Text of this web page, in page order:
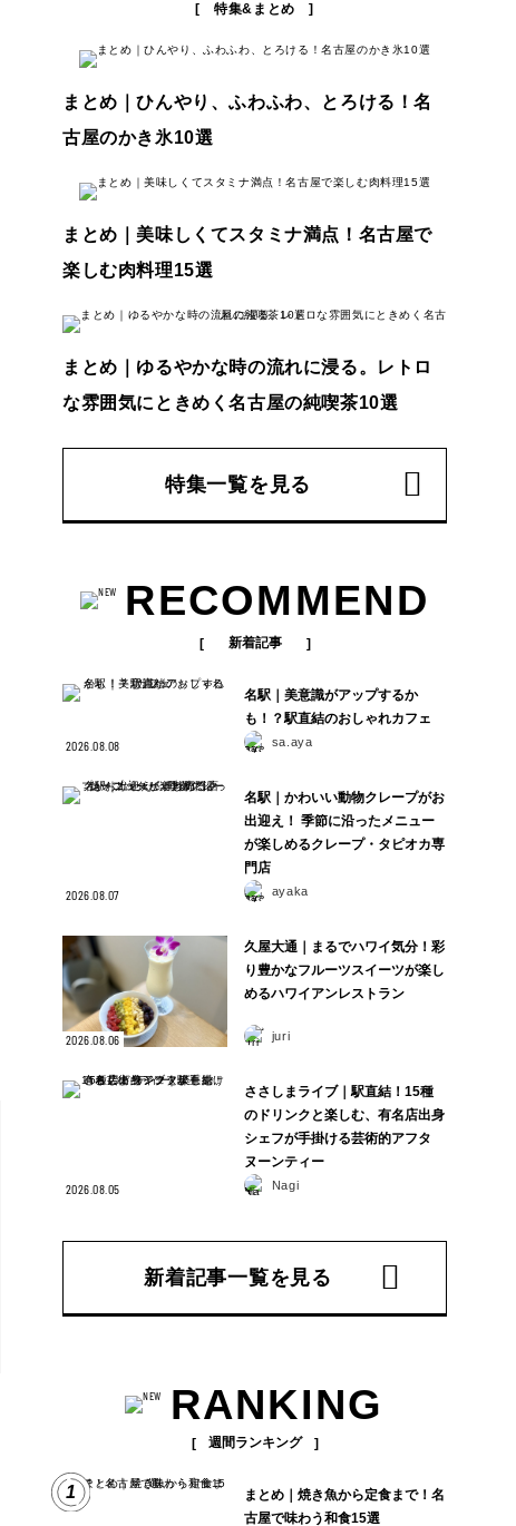
[ 特集&まとめ ]
まとめ｜ひんやり、ふわふわ、とろける！名
古屋のかき氷10選
まとめ｜美味しくてスタミナ満点！名古屋で
楽しむ肉料理15選
まとめ｜ゆるやかな時の流れに浸る。レトロ
な雰囲気にときめく名古屋の純喫茶10選
特集一覧を見る
RECOMMEND
新着記事
2026.08.08
名駅｜美意識がアップするか
も！？駅直結のおしゃれカフェ
sa.aya
2026.08.07
名駅｜かわいい動物クレープがお
出迎え！ 季節に沿ったメニュー
が楽しめるクレープ・タピオカ専
門店
ayaka
2026.08.06
久屋大通｜まるでハワイ気分！彩
り豊かなフルーツスイーツが楽し
めるハワイアンレストラン
juri
2026.08.05
ささしまライブ｜駅直結！15種
のドリンクと楽しむ、有名店出身
シェフが手掛ける芸術的アフタ
ヌーンティー
Nagi
新着記事一覧を見る
RANKING
週間ランキング
1
まとめ｜焼き魚から定食まで！名
古屋で味わう和食15選